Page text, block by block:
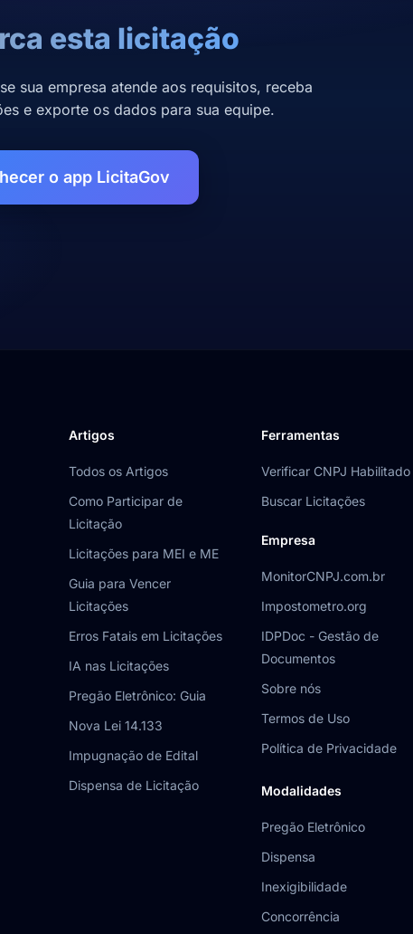
esta licitação
sua empresa atende aos requisitos, receba
e exporte os dados para sua equipe.
o app LicitaGov
Artigos
Todos os Artigos
Como Participar de
Licitação
Licitações para MEI e ME
Guia para Vencer
Licitações
Erros Fatais em Licitações
IA nas Licitações
Pregão Eletrônico: Guia
Nova Lei 14.133
Impugnação de Edital
Dispensa de Licitação
Ferramentas
Verificar CNPJ Habilitado
Buscar Licitações
Empresa
MonitorCNPJ.com.br
Impostometro.org
IDPDoc - Gestão de
Documentos
Sobre nós
Termos de Uso
Política de Privacidade
Modalidades
Pregão Eletrônico
Dispensa
Inexigibilidade
Concorrência